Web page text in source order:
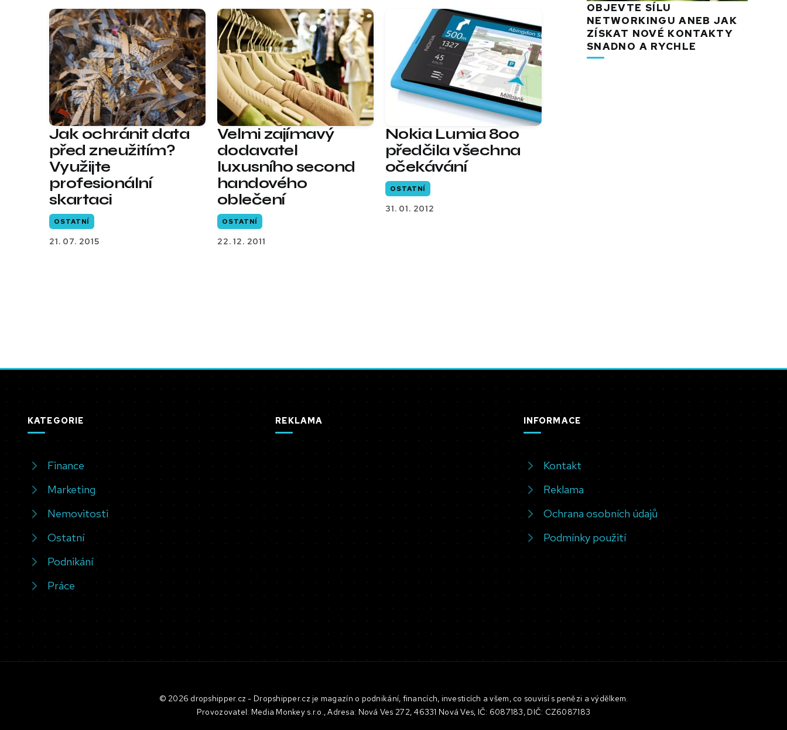
Jak ochránit data
před zneužitím?
Využijte
profesionální
skartaci
OSTATNÍ
21. 07. 2015
Velmi zajímavý
dodavatel
luxusního second
handového
oblečení
OSTATNÍ
22. 12. 2011
Nokia Lumia 800
předčila všechna
očekávání
OSTATNÍ
31. 01. 2012
OBJEVTE SÍLU
NETWORKINGU ANEB JAK
ZÍSKAT NOVÉ KONTAKTY
SNADNO A RYCHLE
KATEGORIE
Finance
Marketing
Nemovitosti
Ostatní
Podnikání
Práce
REKLAMA INFORMACE
Kontakt
Reklama
Ochrana osobních údajů
Podmínky použití
© 2026 dropshipper.cz - Dropshipper.cz je magazín o podnikání, financích, investicích a všem, co souvisí s penězi a výdělkem.
Provozovatel: Media Monkey s.r.o., Adresa: Nová Ves 272, 46331 Nová Ves, IČ: 6087183, DIČ: CZ6087183